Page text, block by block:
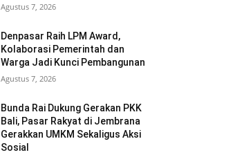
Agustus 7, 2026
Denpasar Raih LPM Award,
Kolaborasi Pemerintah dan
Warga Jadi Kunci Pembangunan
Agustus 7, 2026
Bunda Rai Dukung Gerakan PKK
Bali, Pasar Rakyat di Jembrana
Gerakkan UMKM Sekaligus Aksi
Sosial